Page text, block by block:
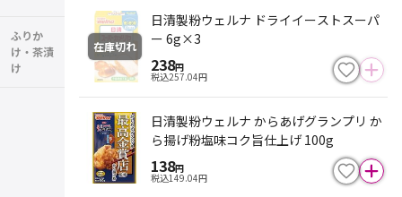
ふりか
け・茶漬
け
在庫切れ
日清製粉ウェルナ ドライイーストスーパ
ー 6g×3
238円
税込257.04円
日清製粉ウェルナ からあげグランプリ か
ら揚げ粉塩味コク旨仕上げ 100g
138円
税込149.04円